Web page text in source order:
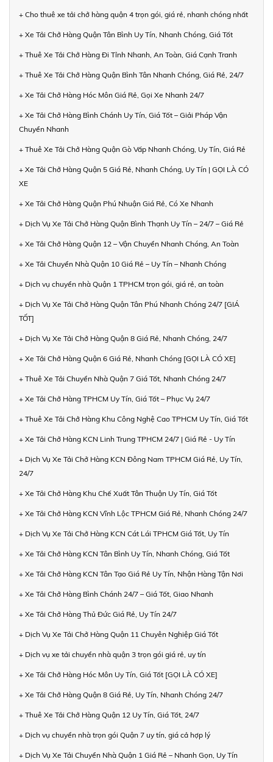
+ Cho thuê xe tải chở hàng quận 4 trọn gói, giá rẻ, nhanh chóng nhất
+ Xe Tải Chở Hàng Quận Tân Bình Uy Tín, Nhanh Chóng, Giá Tốt
+ Thuê Xe Tải Chở Hàng Đi Tỉnh Nhanh, An Toàn, Giá Cạnh Tranh
+ Thuê Xe Tải Chở Hàng Quận Bình Tân Nhanh Chóng, Giá Rẻ, 24/7
+ Xe Tải Chở Hàng Hóc Môn Giá Rẻ, Gọi Xe Nhanh 24/7
+ Xe Tải Chở Hàng Bình Chánh Uy Tín, Giá Tốt – Giải Pháp Vận
Chuyển Nhanh
+ Thuê Xe Tải Chở Hàng Quận Gò Vấp Nhanh Chóng, Uy Tín, Giá Rẻ
+ Xe Tải Chở Hàng Quận 5 Giá Rẻ, Nhanh Chóng, Uy Tín | GỌI LÀ CÓ
XE
+ Xe Tải Chở Hàng Quận Phú Nhuận Giá Rẻ, Có Xe Nhanh
+ Dịch Vụ Xe Tải Chở Hàng Quận Bình Thạnh Uy Tín – 24/7 – Giá Rẻ
+ Xe Tải Chở Hàng Quận 12 – Vận Chuyển Nhanh Chóng, An Toàn
+ Xe Tải Chuyển Nhà Quận 10 Giá Rẻ – Uy Tín – Nhanh Chóng
+ Dịch vụ chuyển nhà Quận 1 TPHCM trọn gói, giá rẻ, an toàn
+ Dịch Vụ Xe Tải Chở Hàng Quận Tân Phú Nhanh Chóng 24/7 [GIÁ
TỐT]
+ Dịch Vụ Xe Tải Chở Hàng Quận 8 Giá Rẻ, Nhanh Chóng, 24/7
+ Xe Tải Chở Hàng Quận 6 Giá Rẻ, Nhanh Chóng [GỌI LÀ CÓ XE]
+ Thuê Xe Tải Chuyển Nhà Quận 7 Giá Tốt, Nhanh Chóng 24/7
+ Xe Tải Chở Hàng TPHCM Uy Tín, Giá Tốt – Phục Vụ 24/7
+ Thuê Xe Tải Chở Hàng Khu Công Nghệ Cao TPHCM Uy Tín, Giá Tốt
+ Xe Tải Chở Hàng KCN Linh Trung TPHCM 24/7 | Giá Rẻ - Uy Tín
+ Dịch Vụ Xe Tải Chở Hàng KCN Đông Nam TPHCM Giá Rẻ, Uy Tín,
24/7
+ Xe Tải Chở Hàng Khu Chế Xuất Tân Thuận Uy Tín, Giá Tốt
+ Xe Tải Chở Hàng KCN Vĩnh Lộc TPHCM Giá Rẻ, Nhanh Chóng 24/7
+ Dịch Vụ Xe Tải Chở Hàng KCN Cát Lái TPHCM Giá Tốt, Uy Tín
+ Xe Tải Chở Hàng KCN Tân Bình Uy Tín, Nhanh Chóng, Giá Tốt
+ Xe Tải Chở Hàng KCN Tân Tạo Giá Rẻ Uy Tín, Nhận Hàng Tận Nơi
+ Xe Tải Chở Hàng Bình Chánh 24/7 – Giá Tốt, Giao Nhanh
+ Xe Tải Chở Hàng Thủ Đức Giá Rẻ, Uy Tín 24/7
+ Dịch Vụ Xe Tải Chở Hàng Quận 11 Chuyên Nghiệp Giá Tốt
+ Dịch vụ xe tải chuyển nhà quận 3 trọn gói giá rẻ, uy tín
+ Xe Tải Chở Hàng Hóc Môn Uy Tín, Giá Tốt [GỌI LÀ CÓ XE]
+ Xe Tải Chở Hàng Quận 8 Giá Rẻ, Uy Tín, Nhanh Chóng 24/7
+ Thuê Xe Tải Chở Hàng Quận 12 Uy Tín, Giá Tốt, 24/7
+ Dịch vụ chuyển nhà trọn gói Quận 7 uy tín, giá cả hợp lý
+ Dịch Vụ Xe Tải Chuyển Nhà Quận 1 Giá Rẻ – Nhanh Gọn, Uy Tín